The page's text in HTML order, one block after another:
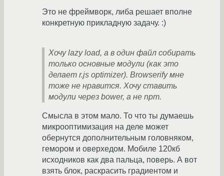
Это не фреймворк, либа решает вполне
конкретную прикладную задачу. :)
Хочу lazy load, а в один файл собирать
только основные модули (как это
делает r.js optimizer). Browserify мне
тоже не нравится. Хочу ставить
модули через bower, а не npm.
Смысла в этом мало. То что ты думаешь
микрооптимизация на деле может
обернутся дополнительным головняком,
гемором и оверхедом. Мобиле 120кб
исходников как два пальца, поверь. А вот
взять блок, раскрасить градиентом и